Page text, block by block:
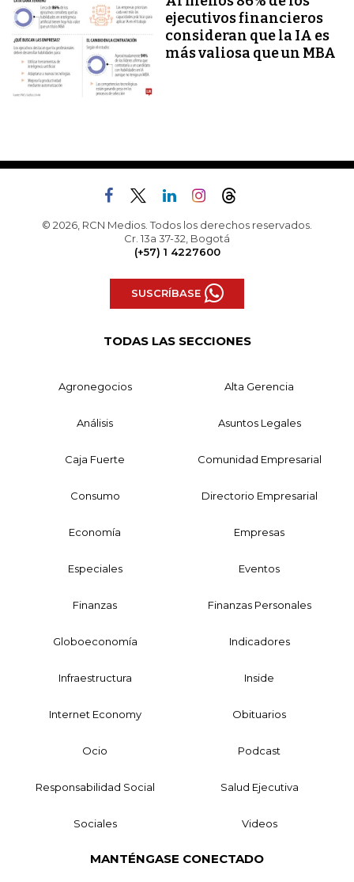
ejecutivos financieros
consideran que la IA es
más valiosa que un MBA
© 2026, RCN Medios. Todos los derechos reservados.
Cr. 13a 37-32, Bogotá
(+57) 1 4227600
SUSCRÍBASE
TODAS LAS SECCIONES
Agronegocios Alta Gerencia
Análisis Asuntos Legales
Caja Fuerte Comunidad Empresarial
Consumo Directorio Empresarial
Economía Empresas
Especiales Eventos
Finanzas Finanzas Personales
Globoeconomía Indicadores
Infraestructura Inside
Internet Economy Obituarios
Ocio Podcast
Responsabilidad Social Salud Ejecutiva
Sociales Videos
MANTÉNGASE CONECTADO